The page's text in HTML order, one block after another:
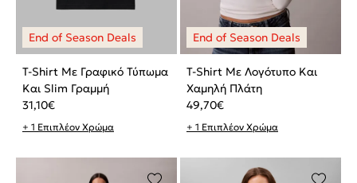
T-Shirt Με Γραφικό Τύπωμα
Και Slim Γραμμή
31,10€
+ 1 Επιπλέον Χρώμα
T-Shirt Με Λογότυπο Και
Χαμηλή Πλάτη
49,70€
+ 1 Επιπλέον Χρώμα